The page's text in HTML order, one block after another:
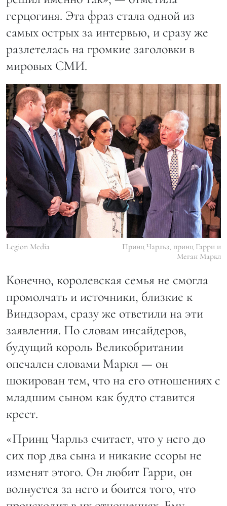
герцогиня. Эта фраз стала одной из
самых острых за интервью, и сразу же
разлетелась на громкие заголовки в
мировых СМИ.
Legion Media
Принц Чарльз, принц Гарри и
Меган Маркл
Конечно, королевская семья не смогла
промолчать и источники, близкие к
Виндзорам, сразу же ответили на эти
заявления. По словам инсайдеров,
будущий король Великобритании
опечален словами Маркл — он
шокирован тем, что на его отношениях с
младшим сыном как будто ставится
крест.
«Принц Чарльз считает, что у него до
сих пор два сына и никакие ссоры не
изменят этого. Он любит Гарри, он
волнуется за него и боится того, что